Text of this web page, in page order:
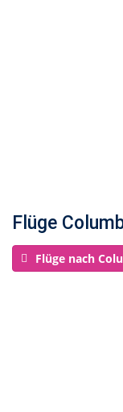
Flüge
Flüge nach